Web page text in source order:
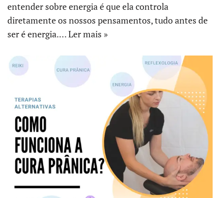
entender sobre energia é que ela controla
diretamente os nossos pensamentos, tudo antes de
ser é energia.…Ler mais »